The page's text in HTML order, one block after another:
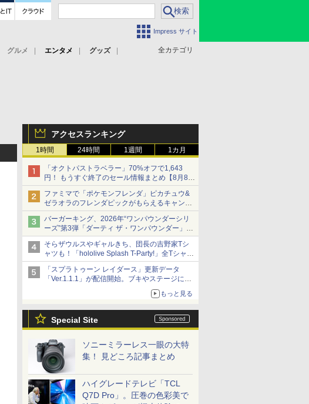
Impress サイト
全カテゴリ
グルメ エンタメ
グッズ
アクセスランキング
1時間 24時間 1週間 1カ月
「オクトパストラベラー」70%オフで1,643
円！ もうすぐ終了のセール情報まとめ【8月8日
更新】
ニンテンドーeショップでは「大神 絶景版」が
67%オフで990円
ファミマで「ポケモンフレンダ」ピカチュウ&
ゼラオラのフレンダピックがもらえるキャンペ
ーン開催！
バーガーキング、2026年“ワンパウンダーシリ
ーズ”第3弾「ダーティ ザ・ワンパウンダー」を
8月7日発売
「特製ガーリックマヨソース」を使用した超大
型チーズバーガー
そらザウルスやギャルきち、団長の吉野家Tシ
ャツも！「hololive Splash T-Party!」全Tシャツ
ラインナップ公開＆オンライン販売開始
「スプラトゥーン レイダース」更新データ
「Ver.1.1.1」が配信開始。ブキやステージに関
もっと見る
Special Site
ソニーミラーレス一眼の大特
集！ 見どころ記事まとめ
ハイグレードテレビ「TCL
Q7D Pro」。圧巻の色彩美で